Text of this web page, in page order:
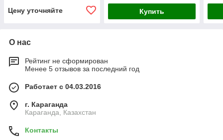
Цену уточняйте Купить
О нас
Рейтинг не сформирован
Менее 5 отзывов за последний год
Работает с 04.03.2016
г. Караганда
Караганда, Казахстан
Контакты